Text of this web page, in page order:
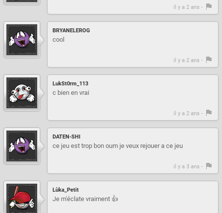
il y a 2 ans -
BRYANELEROG
cool
il y a 2 ans -
LukSt0rm_113
c bien en vrai
il y a 2 ans -
DATEN-SHI
ce jeu est trop bon oum je veux rejouer a ce jeu
il y a 3 ans -
Lùka_Petit
Je m'éclate vraiment 👍